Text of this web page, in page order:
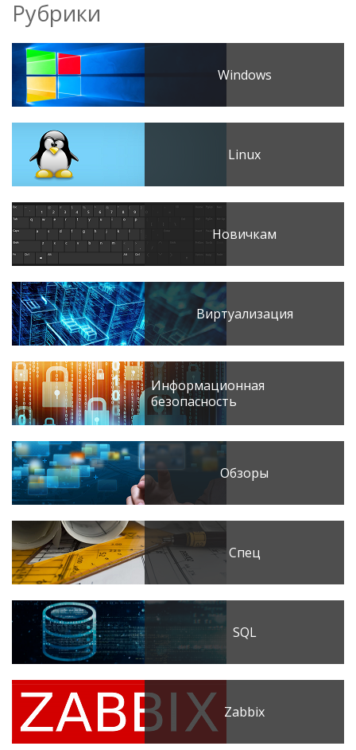
Рубрики
Windows
Linux
Новичкам
Виртуализация
Информационная
безопасность
Обзоры
Спец
SQL
Zabbix